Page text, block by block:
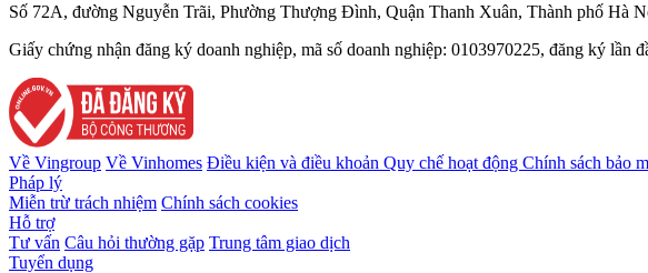
Số 72A, đường Nguyễn Trãi, Phường Thượng Đình, Quận Thanh Xuân, Thành phố Hà
Giấy chứng nhận đăng ký doanh nghiệp, mã số doanh nghiệp: 0103970225, đăng ký
Về Vingroup Về Vinhomes Điều kiện và điều khoản Quy chế hoạt động Chính sách bảo
Pháp lý
Miễn trừ trách nhiệm Chính sách cookies
Hỗ trợ
Tư vấn Câu hỏi thường gặp Trung tâm giao dịch
Tuyển dụng